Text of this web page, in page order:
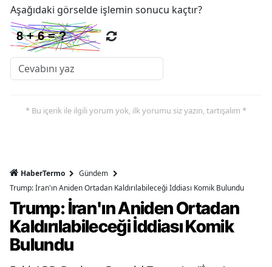
Aşağıdaki görselde işlemin sonucu kaçtır?
* Bu içerik ile ilgili yorum yok, ilk yorumu siz yazın, tartışalım *
HaberTermo
Gündem
Trump: İran'ın Aniden Ortadan Kaldırılabileceği İddiası Komik Bulundu
Trump: İran'ın Aniden Ortadan
Kaldırılabileceği İddiası Komik
Bulundu